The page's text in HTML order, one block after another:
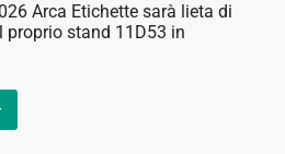
Arca Etichette sarà lieta di
proprio stand 11D53 in